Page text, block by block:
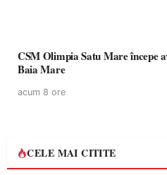
CSM Olimpia Satu Mare începe aventura în
Baia Mare
acum 8 ore
CELE MAI CITITE